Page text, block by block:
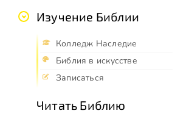
Изучение Библии
Колледж Наследие
Библия в искусстве
Записаться
Читать Библию